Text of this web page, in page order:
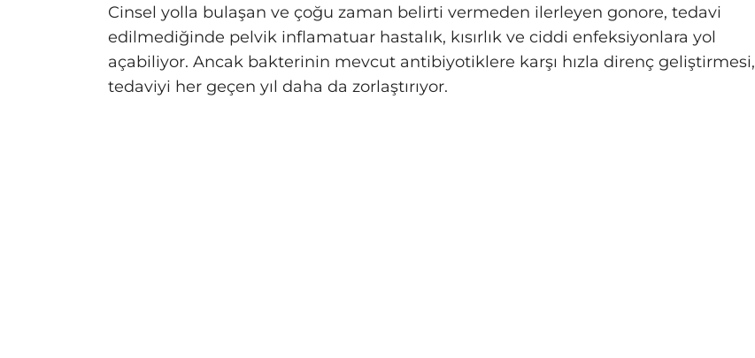
Cinsel yolla bulaşan ve çoğu zaman belirti vermeden ilerleyen gonore, tedavi
edilmediğinde pelvik inflamatuar hastalık, kısırlık ve ciddi enfeksiyonlara yol
açabiliyor. Ancak bakterinin mevcut antibiyotiklere karşı hızla direnç geliştirmesi,
tedaviyi her geçen yıl daha da zorlaştırıyor.